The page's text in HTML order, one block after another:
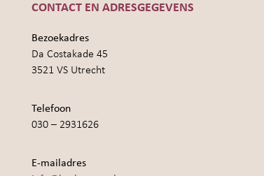
CONTACT EN ADRESGEGEVENS
Bezoekadres
Da Costakade 45
3521 VS Utrecht
Telefoon
030 – 2931626
E-mailadres